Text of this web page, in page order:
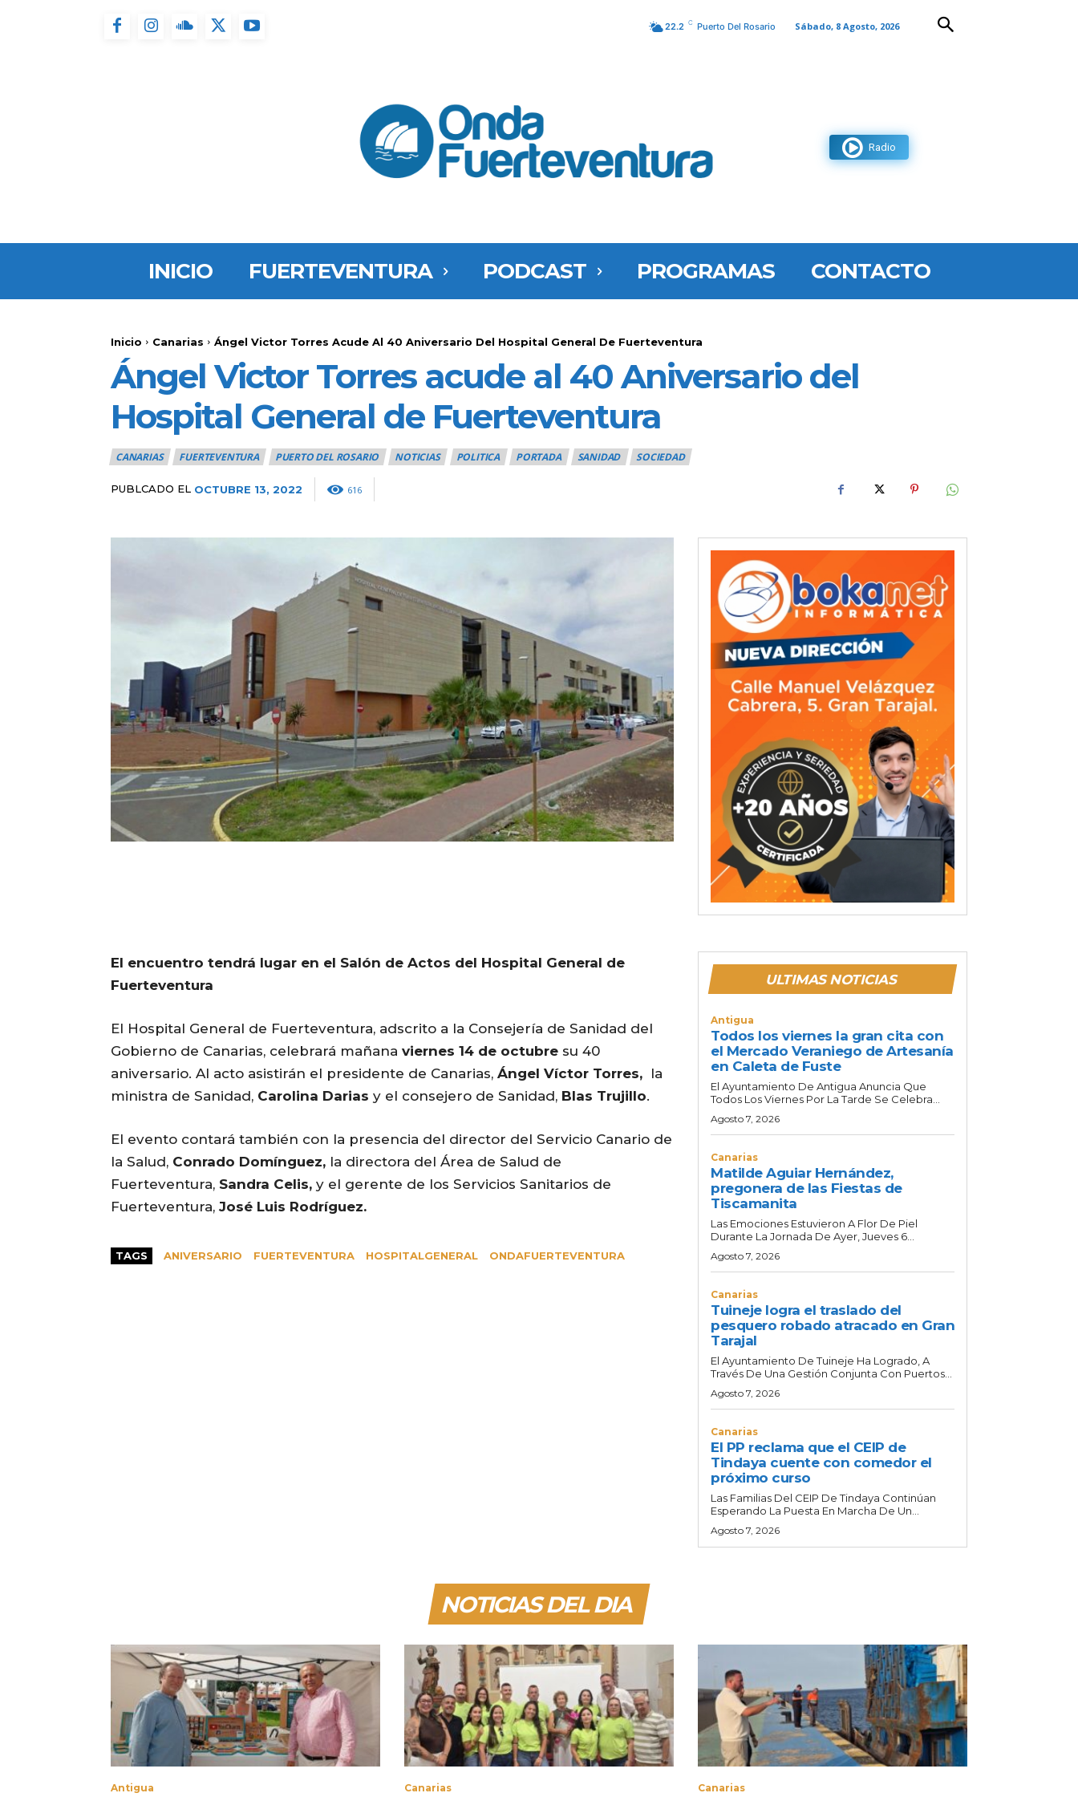
22.2 C Puerto Del Rosario Sábado, 8 Agosto, 2026
Radio
INICIO FUERTEVENTURA PODCAST PROGRAMAS CONTACTO
Inicio Canarias Ángel Victor Torres Acude Al 40 Aniversario Del Hospital General De Fuerteventura
Ángel Victor Torres acude al 40 Aniversario del
Hospital General de Fuerteventura
CANARIAS FUERTEVENTURA PUERTO DEL ROSARIO NOTICIAS POLITICA PORTADA SANIDAD SOCIEDAD
PUBLCADO EL OCTUBRE 13, 2022 616
El encuentro tendrá lugar en el Salón de Actos del Hospital General de
Fuerteventura
El Hospital General de Fuerteventura, adscrito a la Consejería de Sanidad del
Gobierno de Canarias, celebrará mañana viernes 14 de octubre su 40
aniversario. Al acto asistirán el presidente de Canarias, Ángel Víctor Torres, la
ministra de Sanidad, Carolina Darias y el consejero de Sanidad, Blas Trujillo.
El evento contará también con la presencia del director del Servicio Canario de
la Salud, Conrado Domínguez, la directora del Área de Salud de
Fuerteventura, Sandra Celis, y el gerente de los Servicios Sanitarios de
Fuerteventura, José Luis Rodríguez.
TAGS ANIVERSARIO FUERTEVENTURA HOSPITALGENERAL ONDAFUERTEVENTURA
ULTIMAS NOTICIAS
Antigua
Todos los viernes la gran cita con
el Mercado Veraniego de Artesanía
en Caleta de Fuste
El Ayuntamiento De Antigua Anuncia Que
Todos Los Viernes Por La Tarde Se Celebra...
Agosto 7, 2026
Canarias
Matilde Aguiar Hernández,
pregonera de las Fiestas de
Tiscamanita
Las Emociones Estuvieron A Flor De Piel
Durante La Jornada De Ayer, Jueves 6...
Agosto 7, 2026
Canarias
Tuineje logra el traslado del
pesquero robado atracado en Gran
Tarajal
El Ayuntamiento De Tuineje Ha Logrado, A
Través De Una Gestión Conjunta Con Puertos...
Agosto 7, 2026
Canarias
El PP reclama que el CEIP de
Tindaya cuente con comedor el
próximo curso
Las Familias Del CEIP De Tindaya Continúan
Esperando La Puesta En Marcha De Un...
Agosto 7, 2026
NOTICIAS DEL DIA
Antigua Canarias Canarias